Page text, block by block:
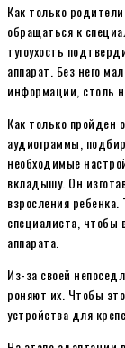
Как только
обращаться к
тугоухость
аппарат. Без него
информации, столь
Как только пройден
аудиограммы,
необходимые
вкладышу. Он
взросления
специалиста, чтобы
аппарата.
Из-за своей
роняют их. Чтобы
устройства для